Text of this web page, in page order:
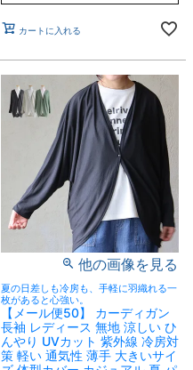
カートに入れる
他の画像を見る
夏の日差しも冷房も、手軽に羽織れる一
枚があると心強い。
【メール便50】 カーディガン
長袖 レディース 無地 涼しい ひ
んやり UVカット 紫外線 冷房対
策 軽い 通気性 薄手 大きいサイ